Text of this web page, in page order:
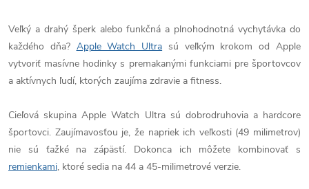
Veľký a drahý šperk alebo funkčná a plnohodnotná vychytávka do
každého dňa? Apple Watch Ultra sú veľkým krokom od Apple
vytvoriť masívne hodinky s premakanými funkciami pre športovcov
a aktívnych ľudí, ktorých zaujíma zdravie a fitness.
Cieľová skupina Apple Watch Ultra sú dobrodruhovia a hardcore
športovci. Zaujímavosťou je, že napriek ich veľkosti (49 milimetrov)
nie sú ťažké na zápästí. Dokonca ich môžete kombinovať s
remienkami, ktoré sedia na 44 a 45-milimetrové verzie.